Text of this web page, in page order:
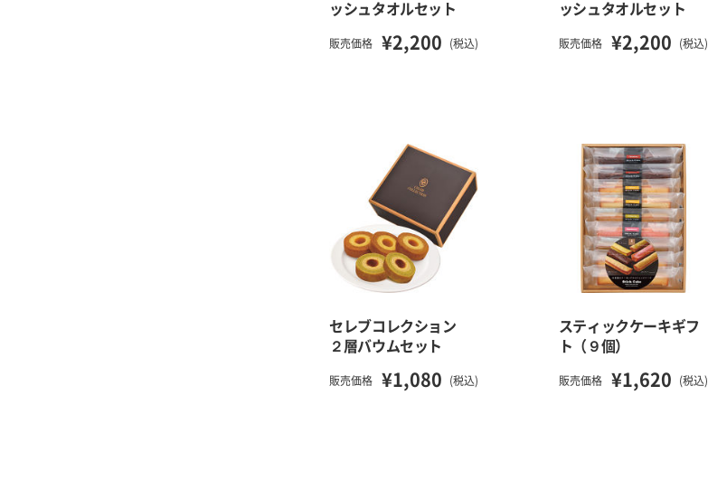
ッシュタオルセット
販売価格 ¥2,200 (税込)
ッシュタオルセット
販売価格 ¥2,200 (税込)
セレブコレクション
２層バウムセット
販売価格 ¥1,080 (税込)
スティックケーキギフ
ト（９個）
販売価格 ¥1,620 (税込)